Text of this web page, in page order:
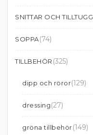
SNITTAR OCH TILLTUGG
SOPPA(74)
TILLBEHÖR (325)
dipp och röror(129)
dressing(27)
gröna tillbehör(149)